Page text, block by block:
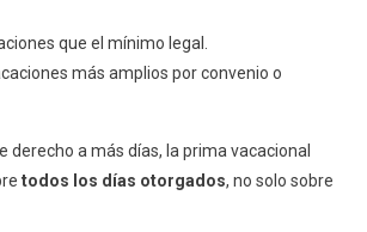
que el mínimo legal.
más amplios por convenio o
derecho a más días, la prima vacacional
todos los días otorgados, no solo sobre